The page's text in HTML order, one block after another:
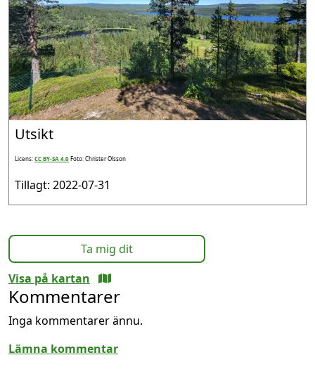
Utsikt
Licens:CC BY-SA 4.0Foto: Christer Olsson
Tillagt: 2022-07-31
Ta mig dit
Visa på kartan
Kommentarer
Inga kommentarer ännu.
Lämna kommentar